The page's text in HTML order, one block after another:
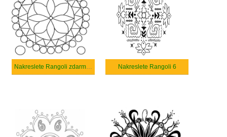
Nakreslete Rangoli zdarma základní tisknutelné Nakreslete Rangoli 6